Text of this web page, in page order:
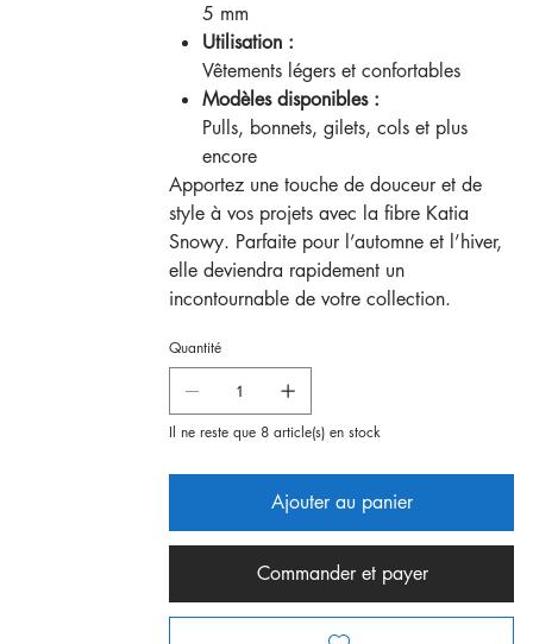
5 mm
Utilisation :
Vêtements légers et confortables
Modèles disponibles :
Pulls, bonnets, gilets, cols et plus
encore
Apportez une touche de douceur et de
style à vos projets avec la fibre Katia
Snowy. Parfaite pour l’automne et l’hiver,
elle deviendra rapidement un
incontournable de votre collection.
Quantité
Il ne reste que 8 article(s) en stock
Ajouter au panier
Commander et payer